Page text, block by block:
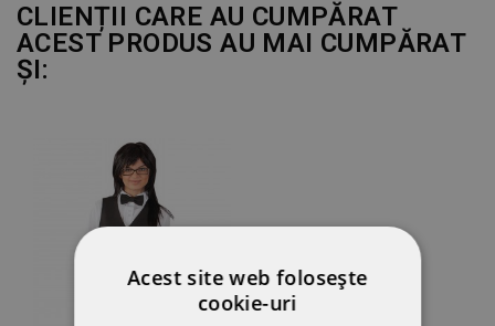
CLIENȚII CARE AU CUMPĂRAT
ACEST PRODUS AU MAI CUMPĂRAT
ȘI:
Acest site web folosește
cookie-uri